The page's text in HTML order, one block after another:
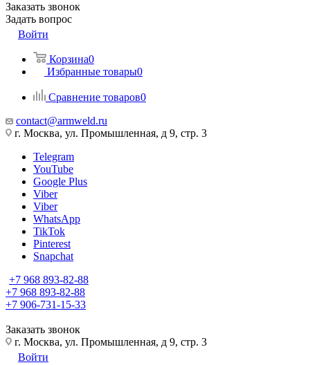
Заказать звонок
Задать вопрос
Войти
Корзина0
Избранные товары0
Сравнение товаров0
contact@armweld.ru
г. Москва, ул. Промышленная, д 9, стр. 3
Telegram
YouTube
Google Plus
Viber
Viber
WhatsApp
TikTok
Pinterest
Snapchat
+7 968 893-82-88
+7 968 893-82-88
+7 906-731-15-33
Заказать звонок
г. Москва, ул. Промышленная, д 9, стр. 3
Войти